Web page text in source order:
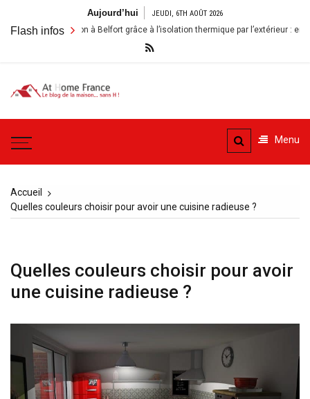
contenu
Aujourd’hui JEUDI, 6TH AOÛT 2026
Flash infos
sa maison à Belfort grâce à l’isolation thermique par l’extérieur : enjeux et
A la
Maison
France
H
Menu
Accueil
Quelles couleurs choisir pour avoir une cuisine radieuse ?
Quelles couleurs choisir pour avoir
une cuisine radieuse ?